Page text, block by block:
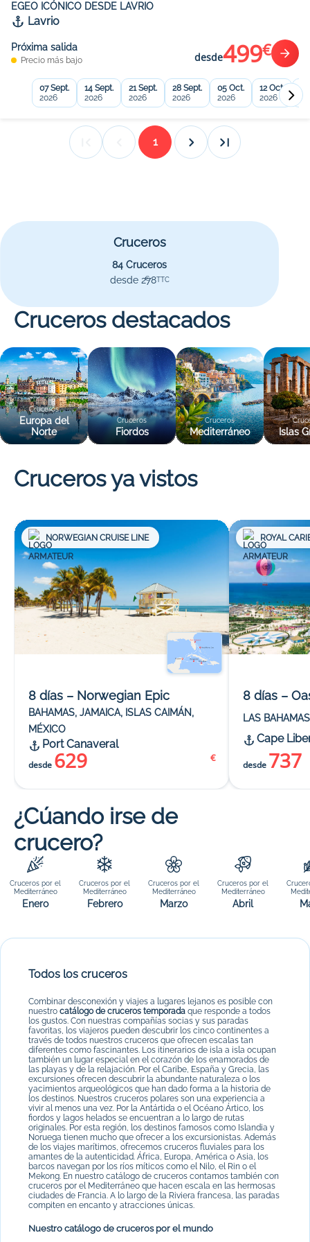
EGEO ICÓNICO DESDE LAVRIO
Lavrio
Próxima salida
Precio más bajo desde499€
07 Sept.
2026
14 Sept.
2026
21 Sept.
2026
28 Sept.
2026
05 Oct.
2026
12 Oct.
2026
19
1
Cruceros
84 Cruceros
desde 278
€ TTC
Cruceros destacados
Cruceros
Europa del
Norte
Cruceros
Fiordos
Cruceros
Mediterráneo Islas
Cruceros ya vistos
NORWEGIAN CRUISE LINE
8 días – Norwegian Epic
BAHAMAS, JAMAICA, ISLAS CAIMÁN,
MÉXICO
Port Canaveral
desde 629 €
ROYAL
8 días –
LAS BAHAMAS
Cape
desde 737
¿Cúando irse de
crucero?
Cruceros por el
Mediterráneo
Enero
Cruceros por el
Mediterráneo
Febrero
Cruceros por el
Mediterráneo
Marzo
Cruceros por el
Mediterráneo
Abril
Todos los cruceros
Combinar desconexión y viajes a lugares lejanos es posible con
nuestro catálogo de cruceros temporada que responde a todos
los gustos. Con nuestras compañías socias y sus paradas
favoritas, los viajeros pueden descubrir los cinco continentes a
través de todos nuestros cruceros que ofrecen escalas tan
diferentes como fascinantes. Los itinerarios de isla a isla ocupan
también un lugar especial en el corazón de los enamorados de
las playas y de la relajación. Por el Caribe, España y Grecia, las
excursiones ofrecen descubrir la abundante naturaleza o los
yacimientos arqueológicos que han dado forma a la historia de
los destinos. Nuestros cruceros polares son una experiencia a
vivir al menos una vez. Por la Antártida o el Océano Ártico, los
fiordos y lagos helados se encuentran a lo largo de rutas
originales. Por esta región, los destinos famosos como Islandia y
Noruega tienen mucho que ofrecer a los excursionistas. Además
de los viajes marítimos, ofrecemos cruceros fluviales para los
amantes de la autenticidad. África, Europa, América o Asia, los
barcos navegan por los ríos míticos como el Nilo, el Rin o el
Mekong. En nuestro catálogo de cruceros contamos también con
cruceros por el Mediterráneo que hacen escala en las hermosas
ciudades de Francia. A lo largo de la Riviera francesa, las paradas
compiten en encanto y atracciones únicas.
Nuestro catálogo de cruceros por el mundo